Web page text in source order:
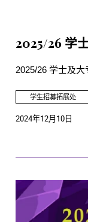
2025/26 学
2025/26 学士及
学生招募拓展处
2024年12月10日